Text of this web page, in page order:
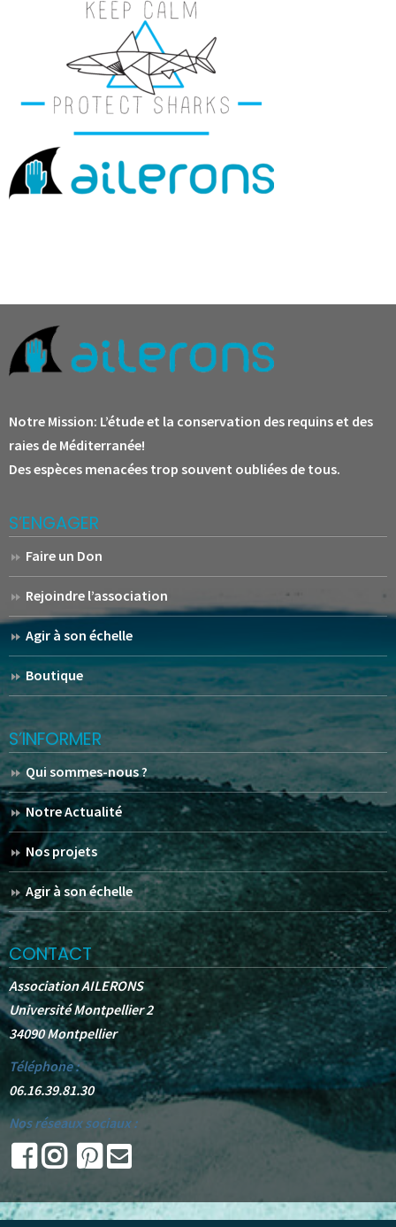
Notre Mission: L’étude et la conservation des requins et des
raies de Méditerranée!
Des espèces menacées trop souvent oubliées de tous.
S’ENGAGER
Faire un Don
Rejoindre l’association
Agir à son échelle
Boutique
S’INFORMER
Qui sommes-nous ?
Notre Actualité
Nos projets
Agir à son échelle
CONTACT
Association AILERONS
Université Montpellier 2
34090 Montpellier
Téléphone :
06.16.39.81.30
Nos réseaux sociaux :